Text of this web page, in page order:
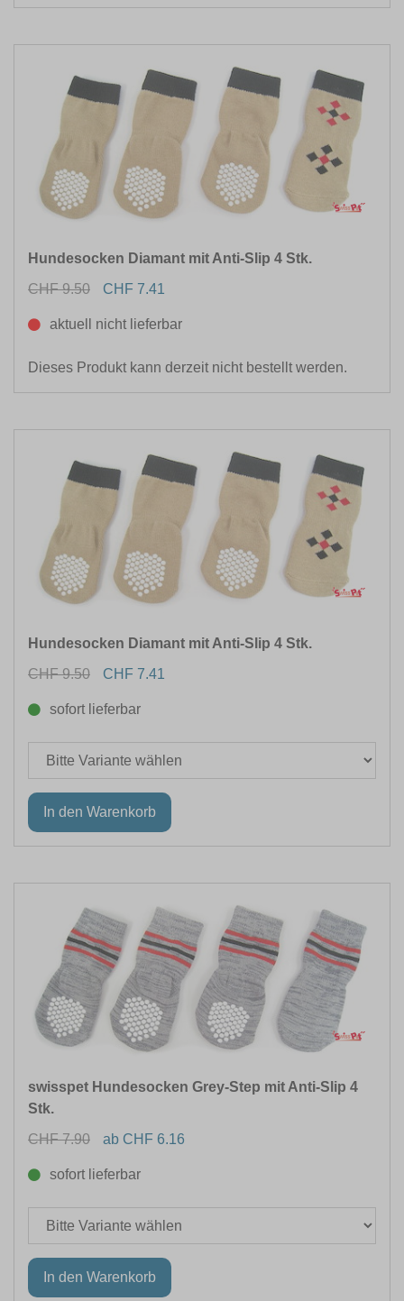
Hundesocken Diamant mit Anti-Slip 4 Stk.
CHF 9.50
CHF 7.41
aktuell nicht lieferbar
Dieses Produkt kann derzeit nicht bestellt werden.
Hundesocken Diamant mit Anti-Slip 4 Stk.
CHF 9.50
CHF 7.41
sofort lieferbar
swisspet Hundesocken Grey-Step mit Anti-Slip 4
Stk.
CHF 7.90
ab CHF 6.16
sofort lieferbar